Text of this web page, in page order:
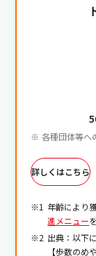
各種団体等へ
詳しくはこちら
年齢により
進メニュー
出典：以下
【歩数の